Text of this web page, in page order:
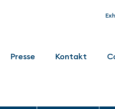
Presse Kontakt